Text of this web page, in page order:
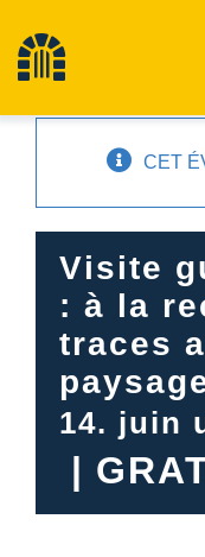
contenu
Toggle
Cisterscapes
Sites du patrimoine
Randonnée
Actualités
Événements
CET
Visite
: à la
traces
14. juin
|